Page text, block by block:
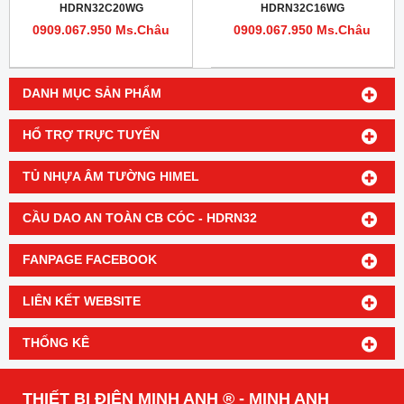
DANH MỤC SẢN PHẨM
HỔ TRỢ TRỰC TUYẾN
TỦ NHỰA ÂM TƯỜNG HIMEL
CẦU DAO AN TOÀN CB CÓC - HDRN32
FANPAGE FACEBOOK
LIÊN KẾT WEBSITE
THỐNG KÊ
HDRN32C20WG
0909.067.950 Ms.Châu
HDRN32C16WG
0909.067.950 Ms.Châu
THIẾT BỊ ĐIỆN MINH ANH ® - MINH ANH